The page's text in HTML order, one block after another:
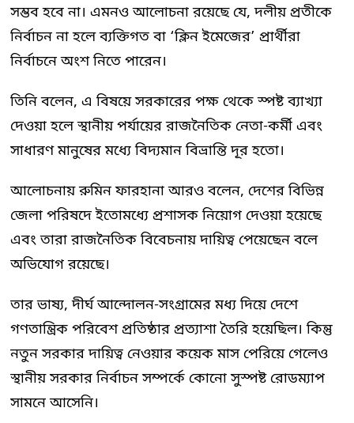
সম্ভব হবে না। এমনও আলোচনা রয়েছে যে, দলীয় প্রতীকে
নির্বাচন না হলে ব্যক্তিগত বা ‘ক্লিন ইমেজের’ প্রার্থীরা
নির্বাচনে অংশ নিতে পারেন।
তিনি বলেন, এ বিষয়ে সরকারের পক্ষ থেকে স্পষ্ট ব্যাখ্যা
দেওয়া হলে স্থানীয় পর্যায়ের রাজনৈতিক নেতা-কর্মী এবং
সাধারণ মানুষের মধ্যে বিদ্যমান বিভ্রান্তি দূর হতো।
আলোচনায় রুমিন ফারহানা আরও বলেন, দেশের বিভিন্ন
জেলা পরিষদে ইতোমধ্যে প্রশাসক নিয়োগ দেওয়া হয়েছে
এবং তারা রাজনৈতিক বিবেচনায় দায়িত্ব পেয়েছেন বলে
অভিযোগ রয়েছে।
তার ভাষ্য, দীর্ঘ আন্দোলন-সংগ্রামের মধ্য দিয়ে দেশে
গণতান্ত্রিক পরিবেশ প্রতিষ্ঠার প্রত্যাশা তৈরি হয়েছিল। কিন্তু
নতুন সরকার দায়িত্ব নেওয়ার কয়েক মাস পেরিয়ে গেলেও
স্থানীয় সরকার নির্বাচন সম্পর্কে কোনো সুস্পষ্ট রোডম্যাপ
সামনে আসেনি।